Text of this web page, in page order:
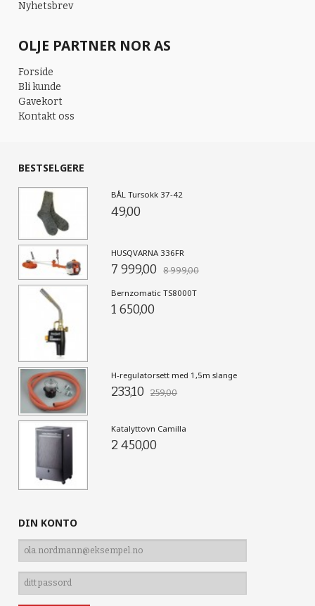
Nyhetsbrev
OLJE PARTNER NOR AS
Forside
Bli kunde
Gavekort
Kontakt oss
BESTSELGERE
BÅL Tursokk 37-42
49,00
HUSQVARNA 336FR
7 999,00 8 999,00
Bernzomatic TS8000T
1 650,00
H-regulatorsett med 1,5m slange
233,10 259,00
Katalyttovn Camilla
2 450,00
DIN KONTO